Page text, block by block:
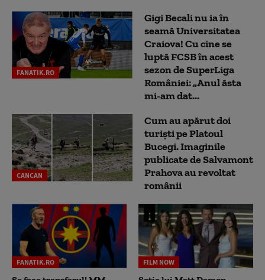
FANATIK.RO
Gigi Becali nu ia în
seamă Universitatea
Craiova! Cu cine se
luptă FCSB în acest
sezon de SuperLiga
României: „Anul ăsta
mi-am dat...
CANCAN
Cum au apărut doi
turiști pe Platoul
Bucegi. Imaginile
publicate de Salvamont
Prahova au revoltat
românii
FANATIK.RO FILM NOW